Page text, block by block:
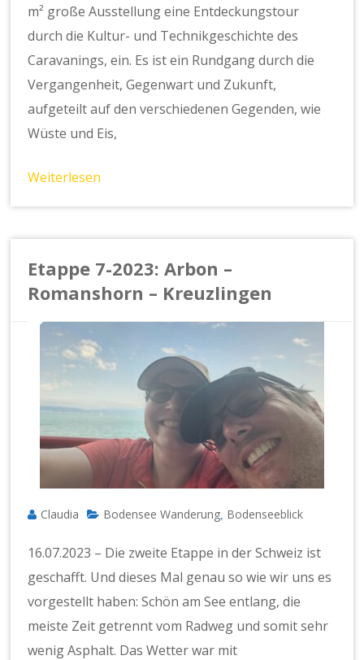
m² große Ausstellung eine Entdeckungstour
durch die Kultur- und Technikgeschichte des
Caravanings, ein. Es ist ein Rundgang durch die
Vergangenheit, Gegenwart und Zukunft,
aufgeteilt auf den verschiedenen Gegenden, wie
Wüste und Eis,
Weiterlesen
Etappe 7-2023: Arbon –
Romanshorn – Kreuzlingen
Claudia Bodensee Wanderung Bodenseeblick
16.07.2023 – Die zweite Etappe in der Schweiz ist
geschafft. Und dieses Mal genau so wie wir uns es
vorgestellt haben: Schön am See entlang, die
meiste Zeit getrennt vom Radweg und somit sehr
wenig Asphalt. Das Wetter war mit